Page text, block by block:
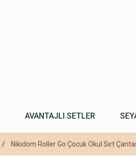
AVANTAJLI SETLER
Nikidom Roller Go Çocuk Okul Sırt